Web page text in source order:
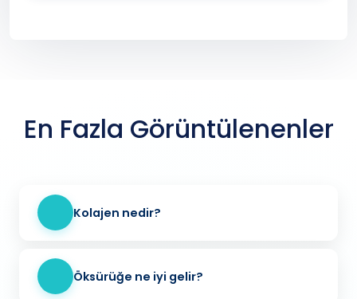
En Fazla Görüntülenenler
Kolajen nedir?
Öksürüğe ne iyi gelir?